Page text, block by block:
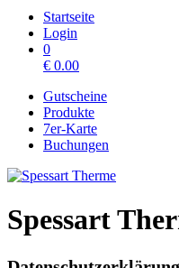
Startseite
Login
0
€ 0.00
Gutscheine
Produkte
7er-Karte
Buchungen
Spessart